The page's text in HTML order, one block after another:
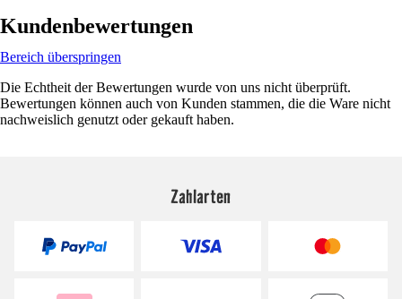
Kundenbewertungen
Bereich überspringen
Die Echtheit der Bewertungen wurde von uns nicht überprüft.
Bewertungen können auch von Kunden stammen, die die Ware nicht
nachweislich genutzt oder gekauft haben.
Zahlarten